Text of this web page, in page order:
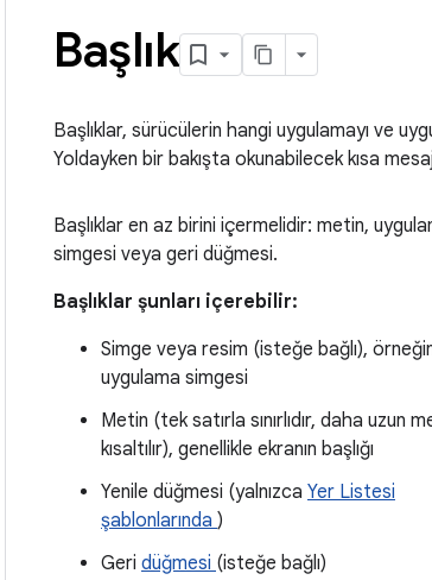
Başlık
Başlıklar, sürücülerin hangi uygulamayı ve
Yoldayken bir bakışta okunabilecek kısa
Başlıklar en az birini içermelidir: metin,
simgesi veya geri düğmesi.
Başlıklar şunları içerebilir:
Simge veya resim (isteğe bağlı),
uygulama simgesi
Metin (tek satırla sınırlıdır, daha uzun
kısaltılır), genellikle ekranın başlığı
Yenile düğmesi (yalnızca Yer Listesi
şablonlarında )
Geri düğmesi (isteğe bağlı)